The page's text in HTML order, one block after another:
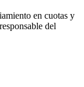
en cuotas y
del